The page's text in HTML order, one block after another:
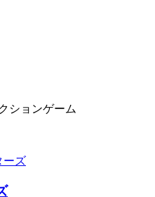
ションゲーム